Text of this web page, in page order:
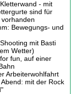
- mit
sind für
Bewegungs- und
mit Basti
Wetter)
for fun, auf einer
Arbeiterwohlfahrt
mit der Rock